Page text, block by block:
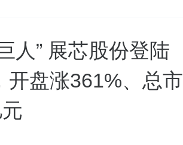
人” 展芯股份登陆
开盘涨361%、总市